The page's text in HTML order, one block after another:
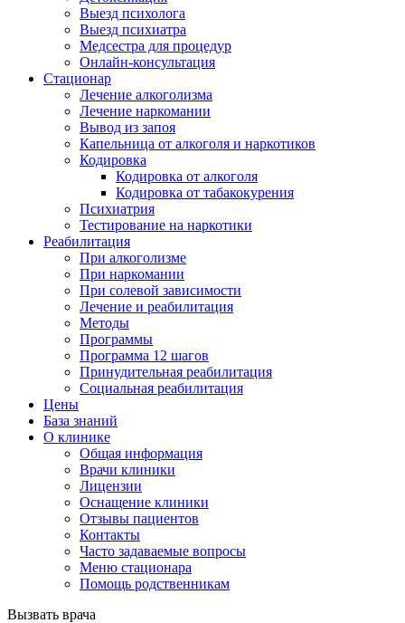
Выезд психолога
Выезд психиатра
Медсестра для процедур
Онлайн-консультация
Стационар
Лечение алкоголизма
Лечение наркомании
Вывод из запоя
Капельница от алкоголя и наркотиков
Кодировка
Кодировка от алкоголя
Кодировка от табакокурения
Психиатрия
Тестирование на наркотики
Реабилитация
При алкоголизме
При наркомании
При солевой зависимости
Лечение и реабилитация
Методы
Программы
Программа 12 шагов
Принудительная реабилитация
Социальная реабилитация
Цены
База знаний
О клинике
Общая информация
Врачи клиники
Лицензии
Оснащение клиники
Отзывы пациентов
Контакты
Часто задаваемые вопросы
Меню стационара
Помощь родственникам
Вызвать врача